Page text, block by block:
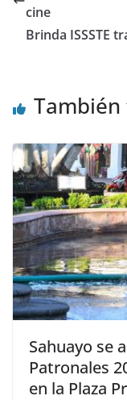
cine
Brinda ISSSTE
Sahuayo se
Patronales
en la Plaza